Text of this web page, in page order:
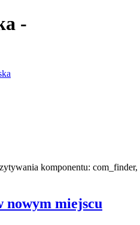
-
komponentu: com_finder,
nowym miejscu